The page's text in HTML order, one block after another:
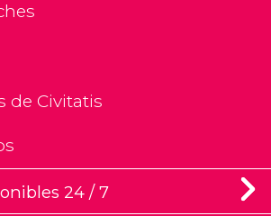
de Civitatis
24 / 7